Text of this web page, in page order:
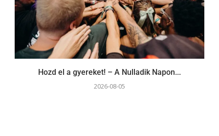
Hozd el a gyereket! – A Nulladik Napon...
2026-08-05